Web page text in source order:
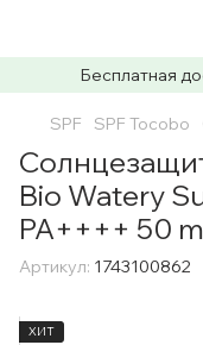
Бесплатная
SPF SPF Tocobo
Bio Watery
PA++++ 50
Артикул: 1743100862
ХИТ